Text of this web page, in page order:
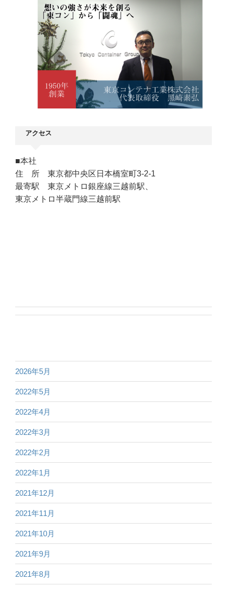
アクセス
■本社
住 所 東京都中央区日本橋室町3-2-1
最寄駅 東京メトロ銀座線三越前駅、
東京メトロ半蔵門線三越前駅
2026年5月
2022年5月
2022年4月
2022年3月
2022年2月
2022年1月
2021年12月
2021年11月
2021年10月
2021年9月
2021年8月